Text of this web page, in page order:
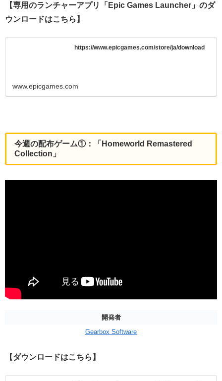
【専用のランチャーアプリ「Epic Games Launcher」のダ
ウンロードはこちら】
https://www.epicgames.com/store/ja/download
www.epicgames.com
今週の配布ゲーム①：「Homeworld Remastered
Collection」
開発者
Gearbox Software
【ダウンロードはこちら】